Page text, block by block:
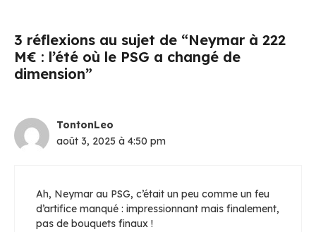
3 réflexions au sujet de “Neymar à 222
M€ : l’été où le PSG a changé de
dimension”
TontonLeo
août 3, 2025 à 4:50 pm
Ah, Neymar au PSG, c’était un peu comme un feu
d’artifice manqué : impressionnant mais finalement,
pas de bouquets finaux !